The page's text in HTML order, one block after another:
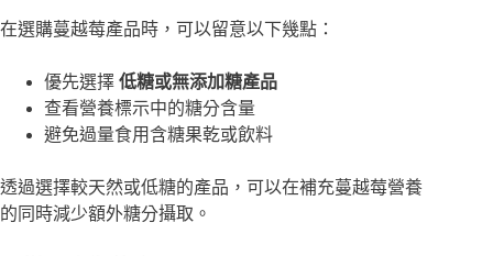
在選購蔓越莓產品時，可以留意以下幾點：
優先選擇 低糖或無添加糖產品
查看營養標示中的糖分含量
避免過量食用含糖果乾或飲料
透過選擇較天然或低糖的產品，可以在補充蔓越莓營養
的同時減少額外糖分攝取。